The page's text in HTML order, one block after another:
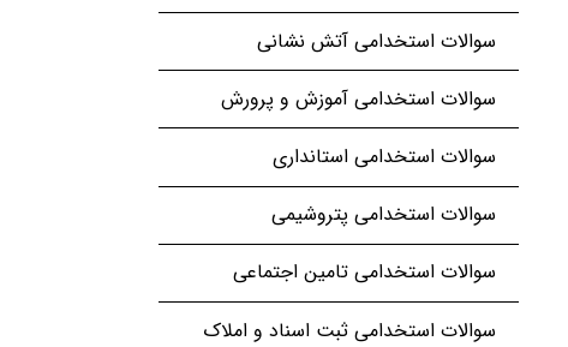
سوالات استخدامی آتش نشانی
سوالات استخدامی آموزش و پرورش
سوالات استخدامی استانداری
سوالات استخدامی پتروشیمی
سوالات استخدامی تامین اجتماعی
سوالات استخدامی ثبت اسناد و املاک